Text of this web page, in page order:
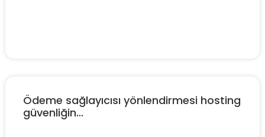
Ödeme sağlayıcısı yönlendirmesi hosting
güvenliğin...